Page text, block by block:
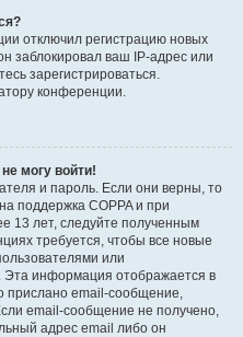
отключил регистрацию новых
заблокировал ваш IP-адрес или
зарегистрироваться.
конференции.
могу войти!
и пароль. Если они верны, то
поддержка COPPA и при
13 лет, следуйте полученным
требуется, чтобы все новые
или
Эта информация отображается в
прислано email-сообщение,
email-сообщение не получено,
адрес email либо он